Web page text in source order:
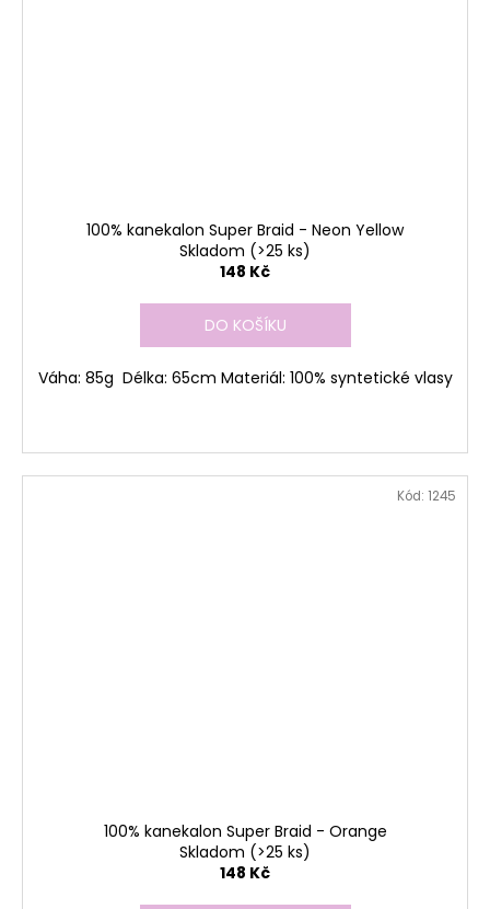
100% kanekalon Super Braid - Neon Yellow
Skladom (>25 ks)
148 Kč
DO KOŠÍKU
Váha: 85g Délka: 65cm Materiál: 100% syntetické vlasy
100% kanekalon Super Braid - Orange
Skladom (>25 ks)
148 Kč
Kód: 1245